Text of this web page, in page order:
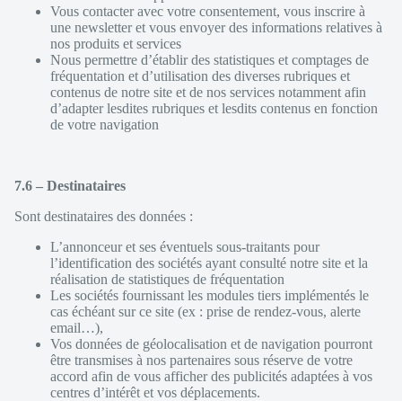
Vous contacter avec votre consentement, vous inscrire à
une newsletter et vous envoyer des informations relatives à
nos produits et services
Nous permettre d’établir des statistiques et comptages de
fréquentation et d’utilisation des diverses rubriques et
contenus de notre site et de nos services notamment afin
d’adapter lesdites rubriques et lesdits contenus en fonction
de votre navigation
7.6 – Destinataires
Sont destinataires des données :
L’annonceur et ses éventuels sous-traitants pour
l’identification des sociétés ayant consulté notre site et la
réalisation de statistiques de fréquentation
Les sociétés fournissant les modules tiers implémentés le
cas échéant sur ce site (ex : prise de rendez-vous, alerte
email…),
Vos données de géolocalisation et de navigation pourront
être transmises à nos partenaires sous réserve de votre
accord afin de vous afficher des publicités adaptées à vos
centres d’intérêt et vos déplacements.